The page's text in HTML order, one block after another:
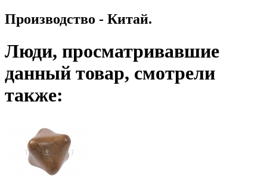
Производство - Китай.
Люди, просматривавшие
данный товар, смотрели
также: